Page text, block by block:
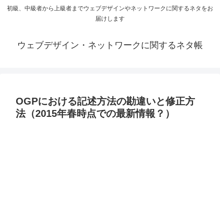
初級、中級者から上級者までウェブデザインやネットワークに関するネタをお
届けします
ウェブデザイン・ネットワークに関するネタ帳
OGPにおける記述方法の勘違いと修正方
法（2015年春時点での最新情報？）